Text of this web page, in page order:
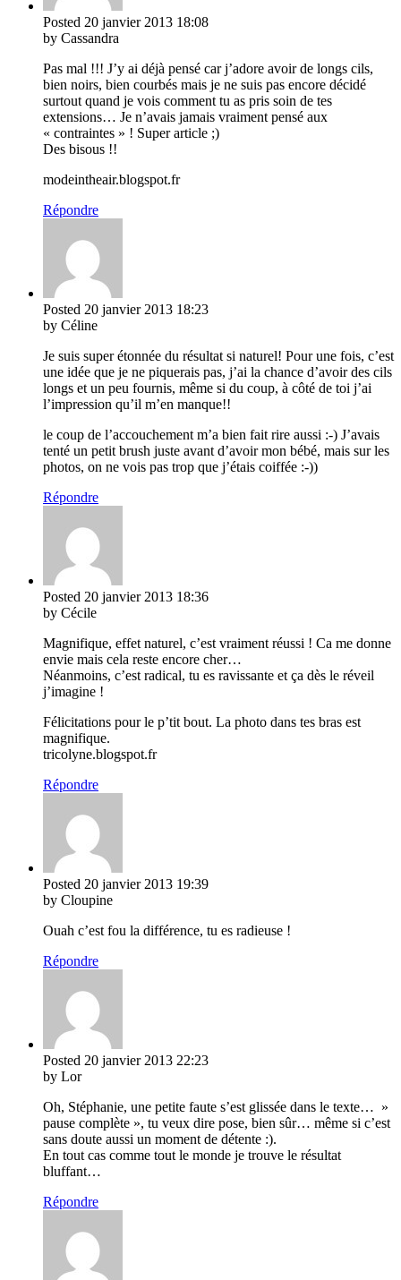
Posted 20 janvier 2013 18:08
by Cassandra
Pas mal !!! J’y ai déjà pensé car j’adore avoir de longs cils,
bien noirs, bien courbés mais je ne suis pas encore décidé
surtout quand je vois comment tu as pris soin de tes
extensions… Je n’avais jamais vraiment pensé aux
« contraintes » ! Super article ;)
Des bisous !!
modeintheair.blogspot.fr
Répondre
Posted 20 janvier 2013 18:23
by Céline
Je suis super étonnée du résultat si naturel! Pour une fois, c’est
une idée que je ne piquerais pas, j’ai la chance d’avoir des cils
longs et un peu fournis, même si du coup, à côté de toi j’ai
l’impression qu’il m’en manque!!
le coup de l’accouchement m’a bien fait rire aussi :-) J’avais
tenté un petit brush juste avant d’avoir mon bébé, mais sur les
photos, on ne vois pas trop que j’étais coiffée :-))
Répondre
Posted 20 janvier 2013 18:36
by Cécile
Magnifique, effet naturel, c’est vraiment réussi ! Ca me donne
envie mais cela reste encore cher…
Néanmoins, c’est radical, tu es ravissante et ça dès le réveil
j’imagine !
Félicitations pour le p’tit bout. La photo dans tes bras est
magnifique.
tricolyne.blogspot.fr
Répondre
Posted 20 janvier 2013 19:39
by Cloupine
Ouah c’est fou la différence, tu es radieuse !
Répondre
Posted 20 janvier 2013 22:23
by Lor
Oh, Stéphanie, une petite faute s’est glissée dans le texte… »
pause complète », tu veux dire pose, bien sûr… même si c’est
sans doute aussi un moment de détente :).
En tout cas comme tout le monde je trouve le résultat
bluffant…
Répondre